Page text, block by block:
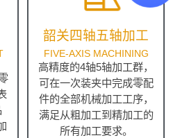
韶关四轴五轴加工
FIVE-AXIS MACHINING
高精度的4轴5轴加工群，
可在一次装夹中完成零配
件的全部机械加工工序，
满足从粗加工到精加工的
所有加工要求。